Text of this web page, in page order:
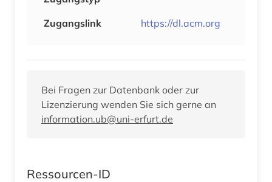
Zugangslink
https://dl.acm.org
Bei Fragen zur Datenbank oder zur
Lizenzierung wenden Sie sich gerne an
information.ub@uni-erfurt.de
Ressourcen-ID